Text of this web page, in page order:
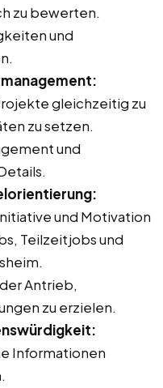
zu bewerten.
und
gleichzeitig zu
zu setzen.
und
und Motivation
Teilzeitjobs und
Antrieb,
zu erzielen.
Informationen